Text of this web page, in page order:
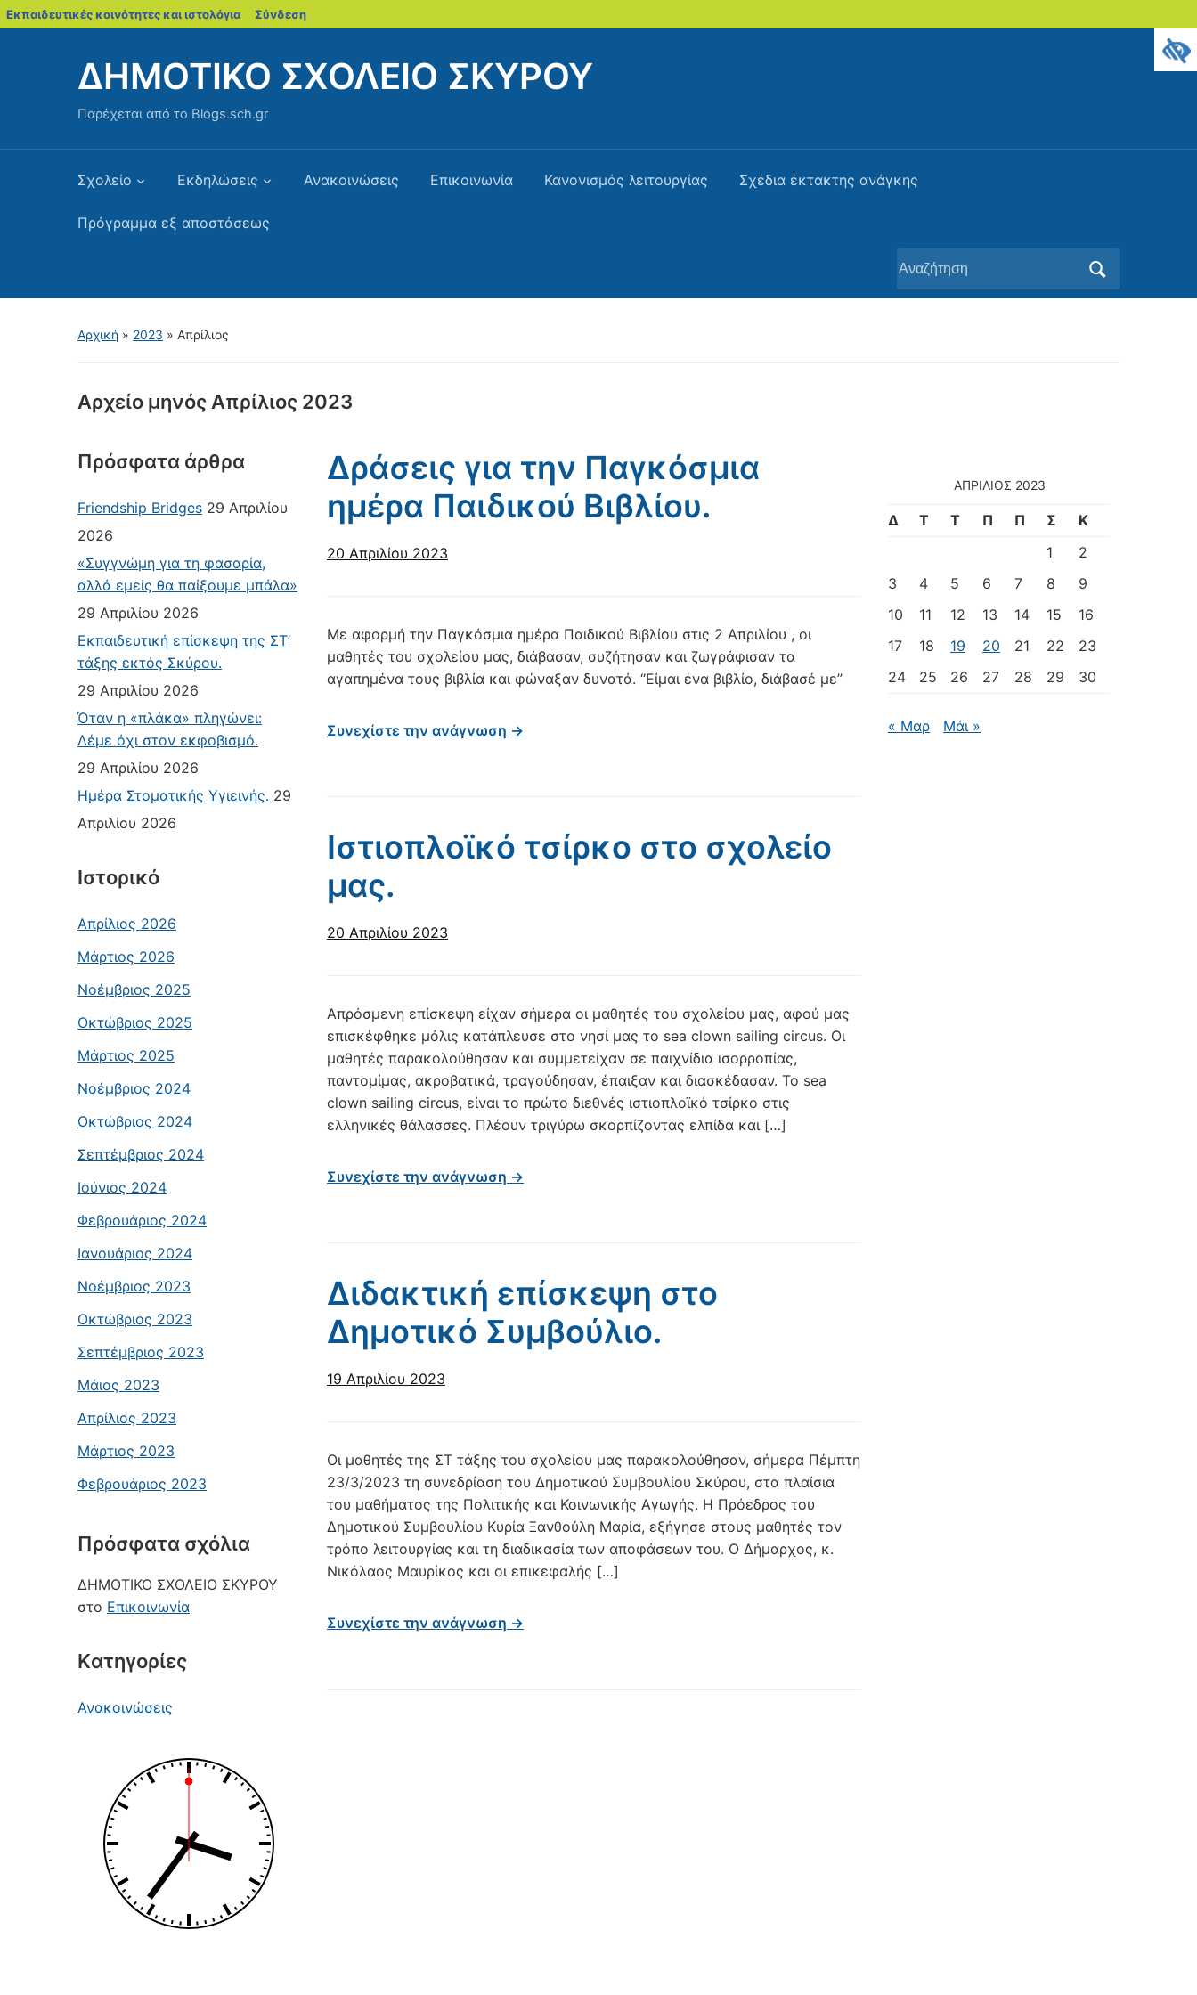
Εκπαιδευτικές κοινότητες και ιστολόγια blogs.sch.gr
Σύνδεση
ΔΗΜΟΤΙΚΟ ΣΧΟΛΕΙΟ ΣΚΥΡΟΥ
Παρέχεται από το Blogs.sch.gr
Σχολείο Εκδηλώσεις Ανακοινώσεις Επικοινωνία Κανονισμός λειτουργίας Σχέδια έκτακτης ανάγκης
Πρόγραμμα εξ αποστάσεως
Αναζήτηση
για:
Αρχική » 2023 » Απρίλιος
Αρχείο μηνός Απρίλιος 2023
Πρόσφατα άρθρα
Friendship Bridges 29 Απριλίου
2026
«Συγγνώμη για τη φασαρία,
αλλά εμείς θα παίξουμε μπάλα»
29 Απριλίου 2026
Εκπαιδευτική επίσκεψη της ΣΤ’
τάξης εκτός Σκύρου.
29 Απριλίου 2026
Όταν η «πλάκα» πληγώνει:
Λέμε όχι στον εκφοβισμό.
29 Απριλίου 2026
Ημέρα Στοματικής Υγιεινής. 29
Απριλίου 2026
Ιστορικό
Απρίλιος 2026
Μάρτιος 2026
Νοέμβριος 2025
Οκτώβριος 2025
Μάρτιος 2025
Νοέμβριος 2024
Οκτώβριος 2024
Σεπτέμβριος 2024
Ιούνιος 2024
Φεβρουάριος 2024
Ιανουάριος 2024
Νοέμβριος 2023
Οκτώβριος 2023
Σεπτέμβριος 2023
Μάιος 2023
Απρίλιος 2023
Μάρτιος 2023
Φεβρουάριος 2023
Πρόσφατα σχόλια
ΔΗΜΟΤΙΚΟ ΣΧΟΛΕΙΟ ΣΚΥΡΟΥ
στο Επικοινωνία
Kατηγορίες
Ανακοινώσεις
Δράσεις για την Παγκόσμια
ημέρα Παιδικού Βιβλίου.
20 Απριλίου 2023
Με αφορμή την Παγκόσμια ημέρα Παιδικού Βιβλίου στις 2 Απριλίου , οι
μαθητές του σχολείου μας, διάβασαν, συζήτησαν και ζωγράφισαν τα
αγαπημένα τους βιβλία και φώναξαν δυνατά. “Είμαι ένα βιβλίο, διάβασέ με”
Συνεχίστε την ανάγνωση →
Ιστιοπλοϊκό τσίρκο στο σχολείο
μας.
20 Απριλίου 2023
Απρόσμενη επίσκεψη είχαν σήμερα οι μαθητές του σχολείου μας, αφού μας
επισκέφθηκε μόλις κατάπλευσε στο νησί μας το sea clown sailing circus. Οι
μαθητές παρακολούθησαν και συμμετείχαν σε παιχνίδια ισορροπίας,
παντομίμας, ακροβατικά, τραγούδησαν, έπαιξαν και διασκέδασαν. Το sea
clown sailing circus, είναι το πρώτο διεθνές ιστιοπλοϊκό τσίρκο στις
ελληνικές θάλασσες. Πλέουν τριγύρω σκορπίζοντας ελπίδα και […]
Συνεχίστε την ανάγνωση →
Διδακτική επίσκεψη στο
Δημοτικό Συμβούλιο.
19 Απριλίου 2023
Οι μαθητές της ΣΤ τάξης του σχολείου μας παρακολούθησαν, σήμερα Πέμπτη
23/3/2023 τη συνεδρίαση του Δημοτικού Συμβουλίου Σκύρου, στα πλαίσια
του μαθήματος της Πολιτικής και Κοινωνικής Αγωγής. Η Πρόεδρος του
Δημοτικού Συμβουλίου Κυρία Ξανθούλη Μαρία, εξήγησε στους μαθητές τον
τρόπο λειτουργίας και τη διαδικασία των αποφάσεων του. Ο Δήμαρχος, κ.
Νικόλαος Μαυρίκος και οι επικεφαλής […]
Συνεχίστε την ανάγνωση →
ΑΠΡΊΛΙΟΣ 2023
Δ Τ Τ Π Π Σ
Κ
1
2
3
4 5 6 7 8
9
10
11 12 13 14 15
16
17
18 19 20 21 22
23
24
25 26 27 28 29 30
« Μαρ Μάι »